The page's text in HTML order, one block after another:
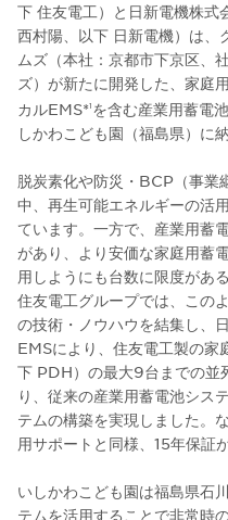
下 住友電工）と日新電機株式
西村陽、以下 日新電機）は、
ムズ（本社：京都市下京区、
ズ）が新たに開発した、家庭
カルEMS*1 を含む産業用蓄電
しかわこども園（福島県）に
脱炭素化や防災・BCP（事業
中、再生可能エネルギーの活
ています。一方で、産業用蓄
があり、より安価な家庭用蓄
用しようにも台数に限度があ
住友電工グループでは、この
の技術・ノウハウを結集し、
EMSにより、住友電工製の
下 PDH）の最大9台までの並
り、従来の産業用蓄電池シス
テムの構築を実現しました。
用サポートと同様、15年保証
いしかわこども園は福島県石
テムを活用することで非常時